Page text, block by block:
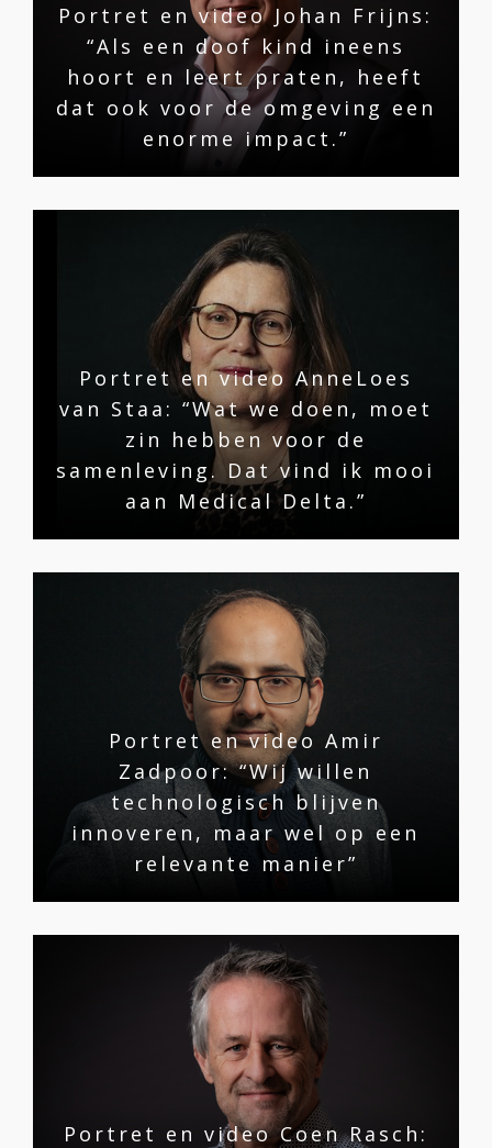
Portret en video Johan Frijns:
“Als een doof kind ineens
hoort en leert praten, heeft
dat ook voor de omgeving een
enorme impact.”
Portret en video AnneLoes
van Staa: “Wat we doen, moet
zin hebben voor de
samenleving. Dat vind ik mooi
aan Medical Delta.”
Portret en video Amir
Zadpoor: “Wij willen
technologisch blijven
innoveren, maar wel op een
relevante manier”
Portret en video Coen Rasch: